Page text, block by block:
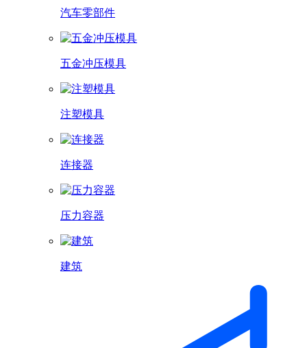
汽车零部件
五金冲压模具
注塑模具
连接器
压力容器
建筑